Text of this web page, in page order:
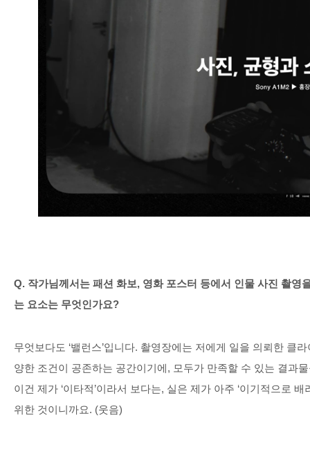
Q. 작가님께서는 패션 화보, 영화 포스터 등에서 인물 사진 촬영
는 요소는 무엇인가요?
무엇보다도 ‘밸런스’입니다. 촬영장에는 저에게 일을 의뢰한 클
양한 조건이 공존하는 공간이기에, 모두가 만족할 수 있는 결과
이건 제가 ‘이타적’이라서 보다는, 실은 제가 아주 ‘이기적으로 배
위한 것이니까요. (웃음)